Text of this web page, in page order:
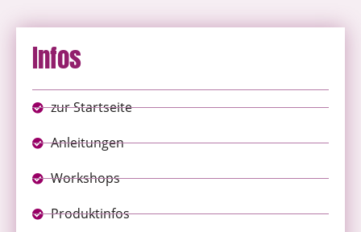
Infos
zur Startseite
Anleitungen
Workshops
Produktinfos